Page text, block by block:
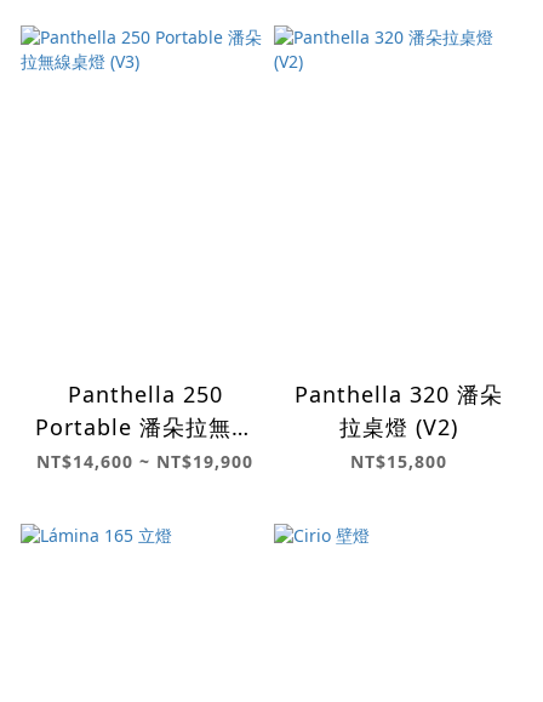
Panthella 250
Portable 潘朵拉無線
桌燈 (V3)
NT$14,600 ~ NT$19,900
Panthella 320 潘朵
拉桌燈 (V2)
NT$15,800